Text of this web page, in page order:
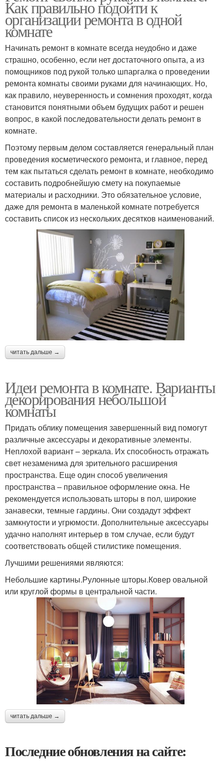
Как правильно подойти к
организации ремонта в одной
комнате
Начинать ремонт в комнате всегда неудобно и даже
страшно, особенно, если нет достаточного опыта, а из
помощников под рукой только шпаргалка о проведении
ремонта комнаты своими руками для начинающих. Но,
как правило, неуверенность и сомнения проходят, когда
становится понятными объем будущих работ и решен
вопрос, в какой последовательности делать ремонт в
комнате.
Поэтому первым делом составляется генеральный план
проведения косметического ремонта, и главное, перед
тем как пытаться сделать ремонт в комнате, необходимо
составить подробнейшую смету на покупаемые
материалы и расходники. Это обязательное условие,
даже для ремонта в маленькой комнате потребуется
составить список из нескольких десятков наименований.
читать дальше →
Идеи ремонта в комнате. Варианты
декорирования небольшой
комнаты
Придать облику помещения завершенный вид помогут
различные аксессуары и декоративные элементы.
Неплохой вариант – зеркала. Их способность отражать
свет незаменима для зрительного расширения
пространства. Еще один способ увеличения
пространства – правильное оформление окна. Не
рекомендуется использовать шторы в пол, широкие
занавески, темные гардины. Они создадут эффект
замкнутости и угрюмости. Дополнительные аксессуары
удачно наполнят интерьер в том случае, если будут
соответствовать общей стилистике помещения.
Лучшими решениями являются:
Небольшие картины.Рулонные шторы.Ковер овальной
или круглой формы в центральной части.
читать дальше →
Последние обновления на сайте: